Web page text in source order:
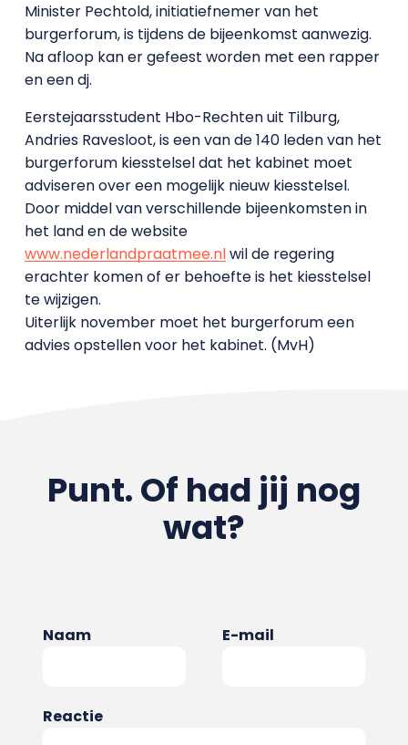
Minister Pechtold, initiatiefnemer van het
burgerforum, is tijdens de bijeenkomst aanwezig.
Na afloop kan er gefeest worden met een rapper
en een dj.
Eerstejaarsstudent Hbo-Rechten uit Tilburg,
Andries Ravesloot, is een van de 140 leden van het
burgerforum kiesstelsel dat het kabinet moet
adviseren over een mogelijk nieuw kiesstelsel.
Door middel van verschillende bijeenkomsten in
het land en de website
www.nederlandpraatmee.nlwil de regering
erachter komen of er behoefte is het kiesstelsel
te wijzigen.
Uiterlijk november moet het burgerforum een
advies opstellen voor het kabinet. (MvH)
Punt. Of had jij nog
wat?
Naam E-mail
Reactie